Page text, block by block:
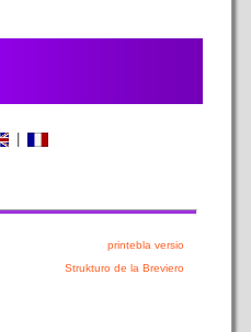
printebla versio
Strukturo de la Breviero